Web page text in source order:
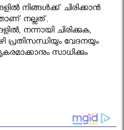
നിങ്ങള്‍ക്ക് ചിരിക്കാന്‍
നല്ലത്.
നന്നായി ചിരിക്കുക,
പ്രതിസന്ധിയും വേദനയും
സാധിക്കും